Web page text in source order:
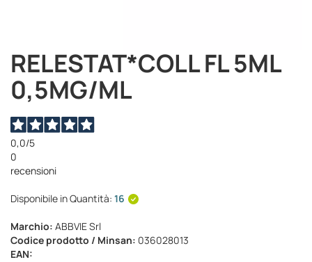
RELESTAT*COLL FL 5ML
0,5MG/ML
0,0/5
0
recensioni
Disponibile in Quantità: 16
Marchio: ABBVIE Srl
Codice prodotto / Minsan: 036028013
EAN:
Vai
all'inizio
della
galleria
immagini